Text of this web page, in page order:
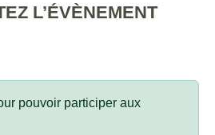
L’ÉVÈNEMENT
pouvoir participer aux